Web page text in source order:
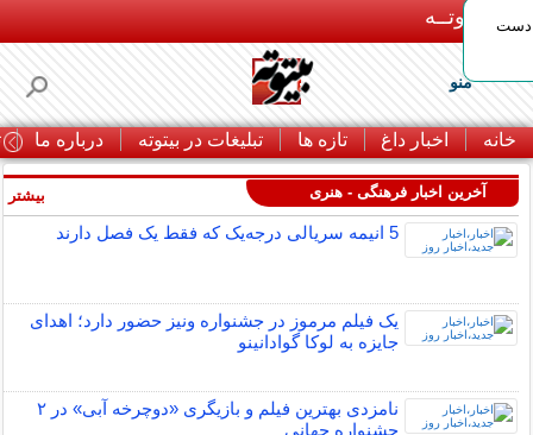
بـیتوتــه
منو
خانه اخبار داغ تازه ها تبلیغات در بیتوته درباره ما
دست
آخرین اخبار فرهنگی - هنری
5 انیمه سریالی درجه‌یک که فقط یک فصل دارند
یک فیلم مرموز در جشنواره ونیز حضور دارد؛ اهدای
جایزه به لوکا گوادانینو
نامزدی بهترین فیلم و بازیگری «دوچرخه آبی» در ۲
جشنواره جهانی
بیشتر